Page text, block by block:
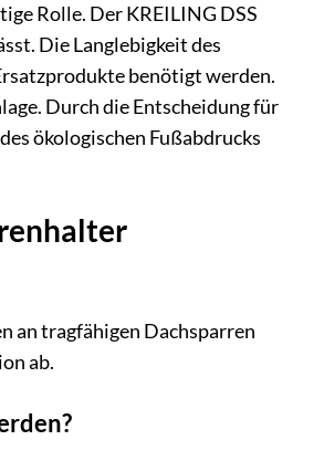
Rolle. Der KREILING DSS
Die Langlebigkeit des
benötigt werden.
Durch die Entscheidung für
ökologischen Fußabdrucks
an tragfähigen Dachsparren
ab.